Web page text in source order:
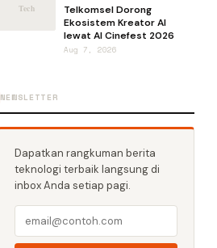
Telkomsel Dorong
Ekosistem Kreator AI
lewat AI Cinefest 2026
Aug 7, 2026
NEWSLETTER
Dapatkan rangkuman berita
teknologi terbaik langsung di
inbox Anda setiap pagi.